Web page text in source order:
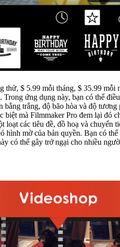
một cái gì đó kỹ thuật chuyên nghiệp hơn một chút so với iMovie hoặc Clips, các công cụ đầy đủ trong
ứng dụng này, bạn có thể điều
hòa và độ tương phản, vì vậy bạn có thể tạo những
các tiêu đề, đồ hoạ và chuyển tiếp, thậm
hình mờ của bản quyền. Bạn có
Chi phí này có thể gây trở ngại